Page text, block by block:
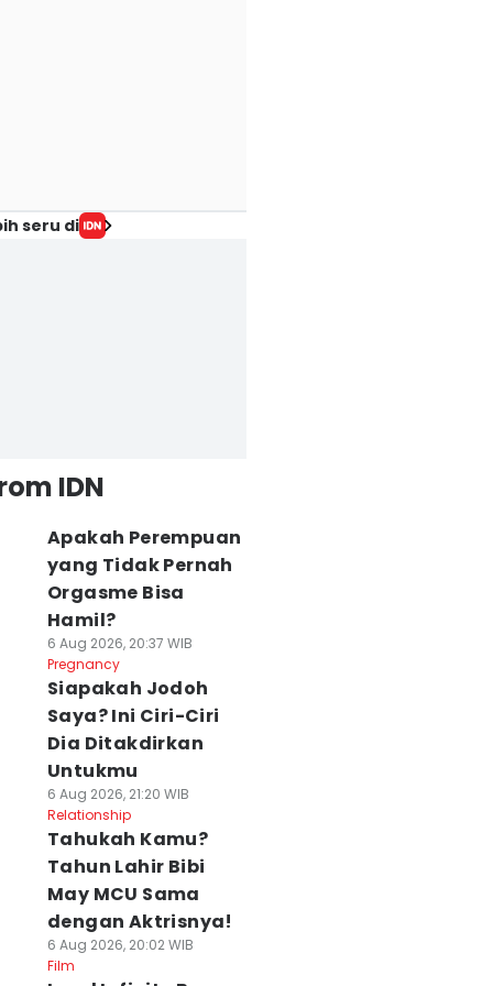
seru di
IDN
Apakah Perempuan
yang Tidak Pernah
Orgasme Bisa
Hamil?
6 Aug 2026, 20:37 WIB
Pregnancy
Siapakah Jodoh
Saya? Ini Ciri-Ciri
Dia Ditakdirkan
Untukmu
6 Aug 2026, 21:20 WIB
Relationship
Tahukah Kamu?
Tahun Lahir Bibi
May MCU Sama
dengan Aktrisnya!
6 Aug 2026, 20:02 WIB
Film